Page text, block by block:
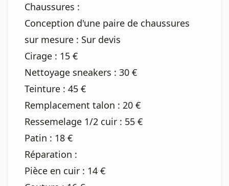
Chaussures :
Conception d'une paire de chaussures
sur mesure : Sur devis
Cirage : 15 €
Nettoyage sneakers : 30 €
Teinture : 45 €
Remplacement talon : 20 €
Ressemelage 1/2 cuir : 55 €
Patin : 18 €
Réparation :
Pièce en cuir : 14 €